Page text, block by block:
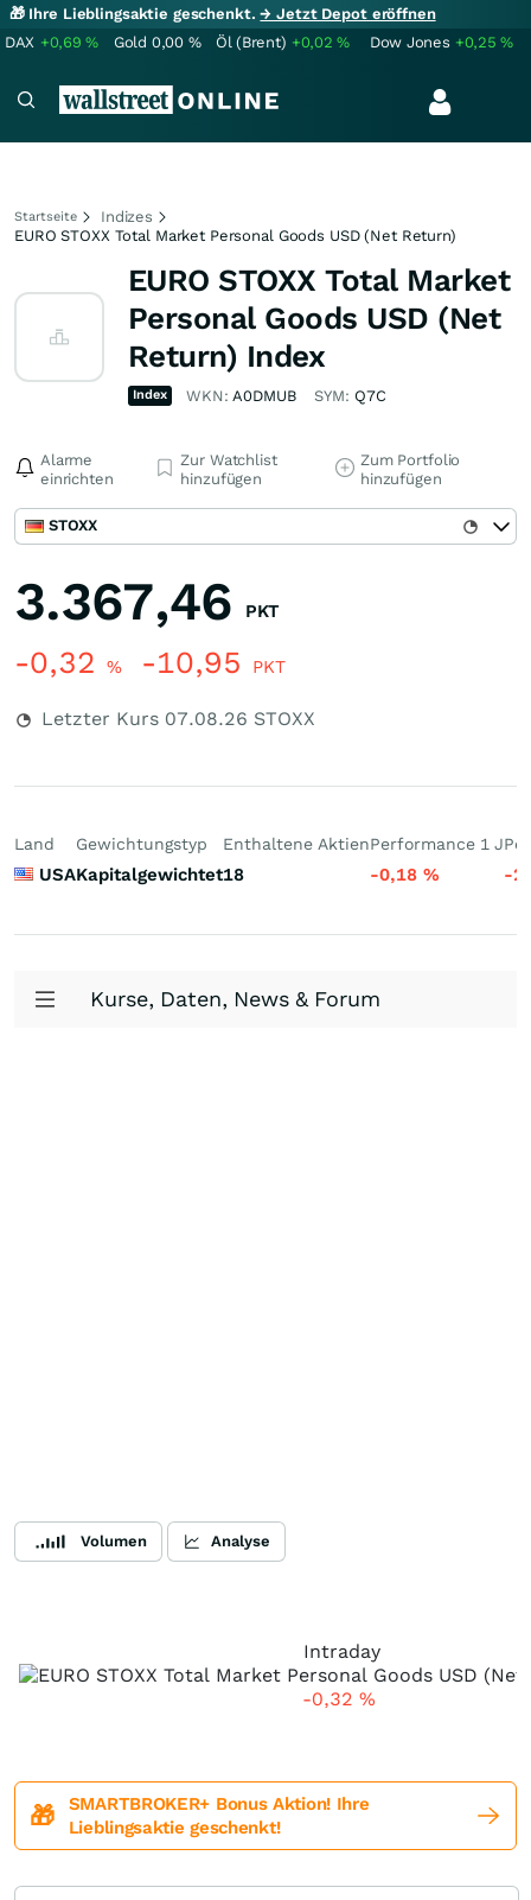
🎁 Ihre Lieblingsaktie geschenkt.→ Jetzt Depot eröffnen
DAX +0,69% Gold 0,00 % Öl (Brent) +0,02% Dow Jones +0,25%
Startseite
Indizes
EURO STOXX Total Market Personal Goods USD (Net Return)
EURO STOXX Total Market
Personal Goods USD (Net
Return) Index
Index WKN:A0DMUB SYM: Q7C
Alarme
einrichten
Zur Watchlist
hinzufügen
Zum Portfolio
hinzufügen
STOXX
3.367,46 PKT
-0,32 % -10,95 PKT
Letzter Kurs 07.08.26 STOXX
Land
USA
Gewichtungstyp
Kapitalgewichtet
Enthaltene Aktien
18
Performance 1 J
-0,18 % -
Kurse, Daten, News & Forum
Volumen Analyse
Intraday
-0,32 %
🎁
SMARTBROKER+ Bonus Aktion! Ihre
Lieblingsaktie geschenkt!